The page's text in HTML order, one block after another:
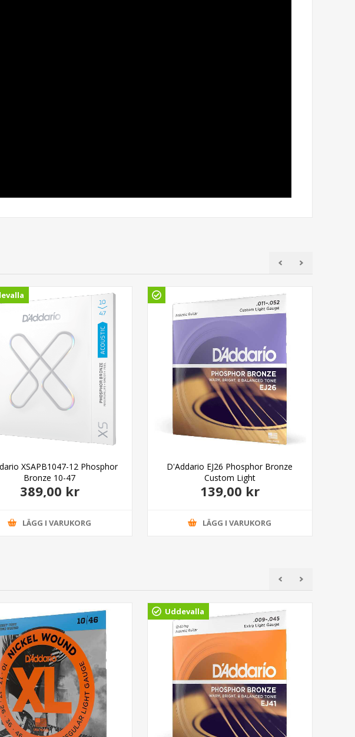
XSAPB1047-12 Phosphor
Bronze 10-47
389,00 kr
LÄGG I VARUKORG
D'Addario EJ26 Phosphor Bronze
Custom Light
139,00 kr
LÄGG I VARUKORG
Uddevalla